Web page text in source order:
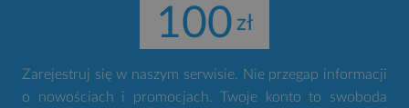
100
Zarejestruj się w naszym serwisie. Nie przegap informacji
o nowościach i promocjach. Twoje konto to swoboda